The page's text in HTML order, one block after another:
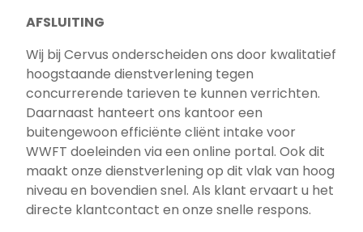
AFSLUITING
Wij bij Cervus onderscheiden ons door kwalitatief
hoogstaande dienstverlening tegen
concurrerende tarieven te kunnen verrichten.
Daarnaast hanteert ons kantoor een
buitengewoon efficiënte cliënt intake voor
WWFT doeleinden via een online portal. Ook dit
maakt onze dienstverlening op dit vlak van hoog
niveau en bovendien snel. Als klant ervaart u het
directe klantcontact en onze snelle respons.